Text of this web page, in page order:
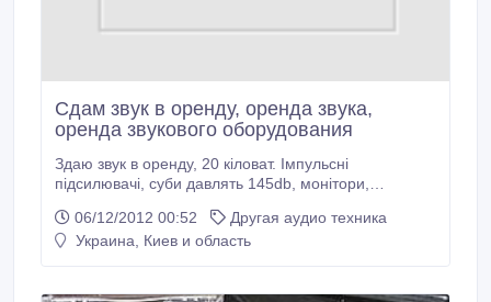
Сдам звук в оренду, оренда звука,
оренда звукового оборудования
Здаю звук в оренду, 20 кіловат. Імпульсні
підсилювачі, суби давлять 145db, монітори,
канала... Мінімальний комплект 1.5кіловата. 097 611
17 17.
06/12/2012 00:52
Другая аудио техника
Украина, Киев и область